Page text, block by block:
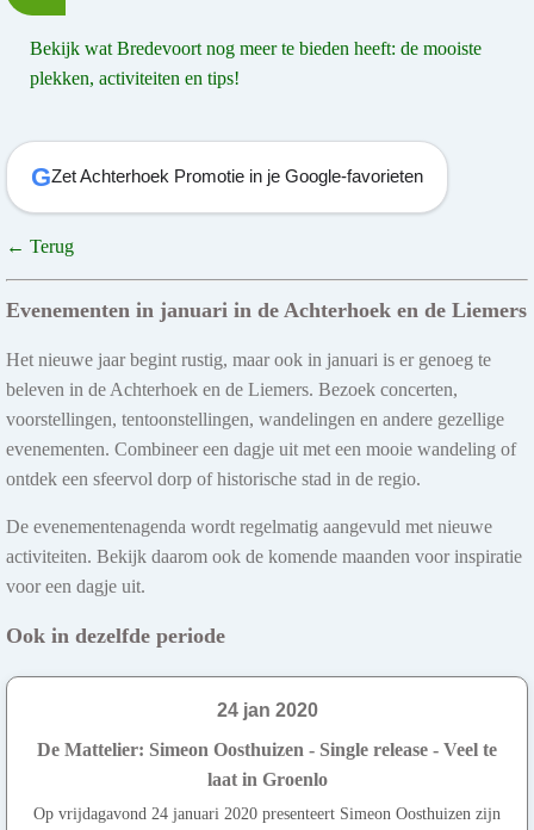
Bekijk wat Bredevoort nog meer te bieden heeft: de mooiste
plekken, activiteiten en tips!
GZet Achterhoek Promotie in je Google-favorieten
← Terug
Evenementen in januari in de Achterhoek en de Liemers
Het nieuwe jaar begint rustig, maar ook in januari is er genoeg te
beleven in de Achterhoek en de Liemers. Bezoek concerten,
voorstellingen, tentoonstellingen, wandelingen en andere gezellige
evenementen. Combineer een dagje uit met een mooie wandeling of
ontdek een sfeervol dorp of historische stad in de regio.
De evenementenagenda wordt regelmatig aangevuld met nieuwe
activiteiten. Bekijk daarom ook de komende maanden voor inspiratie
voor een dagje uit.
Ook in dezelfde periode
24 jan 2020
De Mattelier: Simeon Oosthuizen - Single release - Veel te
laat in Groenlo
Op vrijdagavond 24 januari 2020 presenteert Simeon Oosthuizen zijn